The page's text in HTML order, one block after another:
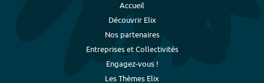
Accueil
Découvrir Elix
Nos partenaires
Entreprises et Collectivités
Engagez-vous !
Les Thèmes Elix